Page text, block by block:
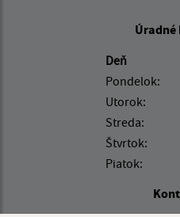
Úradné
Deň
Pondelok:
Utorok:
Streda:
Štvrtok:
Piatok: